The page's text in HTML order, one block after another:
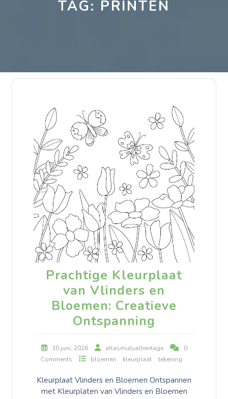
TAG: PRINTEN
Prachtige Kleurplaat
van Vlinders en
Bloemen: Creatieve
Ontspanning
30 juni, 2026 atlasmutualheritage
0
Comments
bloemen kleurplaat tekening
Kleurplaat Vlinders en Bloemen Ontspannen
met Kleurplaten van Vlinders en Bloemen